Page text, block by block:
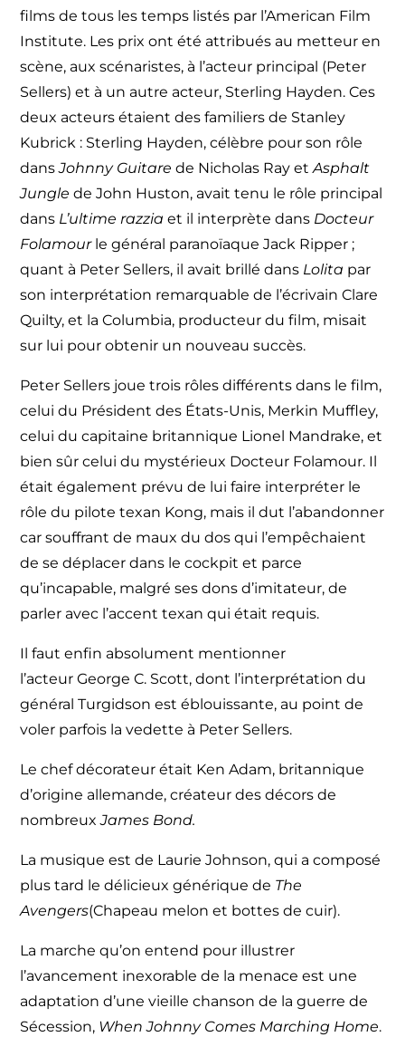
films de tous les temps listés par l’American Film
Institute. Les prix ont été attribués au metteur en
scène, aux scénaristes, à l’acteur principal (Peter
Sellers) et à un autre acteur, Sterling Hayden. Ces
deux acteurs étaient des familiers de Stanley
Kubrick : Sterling Hayden, célèbre pour son rôle
dansJohnny Guitare de Nicholas Ray et Asphalt
Jungle de John Huston, avait tenu le rôle principal
dans L’ultime razzia et il interprète dans Docteur
Folamourle général paranoïaque Jack Ripper ;
quant à Peter Sellers, il avait brillé dans Lolita par
son interprétation remarquable de l’écrivain Clare
Quilty, et la Columbia, producteur du film, misait
sur lui pour obtenir un nouveau succès.
Peter Sellers joue trois rôles différents dans le film,
celui du Président des États-Unis, Merkin Muffley,
celui du capitaine britannique Lionel Mandrake, et
bien sûr celui du mystérieux Docteur Folamour. Il
était également prévu de lui faire interpréter le
rôle du pilote texan Kong, mais il dut l’abandonner
car souffrant de maux du dos qui l’empêchaient
de se déplacer dans le cockpit et parce
qu’incapable, malgré ses dons d’imitateur, de
parler avec l’accent texan qui était requis.
Il faut enfin absolument mentionner
l’acteur George C. Scott, dont l’interprétation du
général Turgidson est éblouissante, au point de
voler parfois la vedette à Peter Sellers.
Le chef décorateur était Ken Adam, britannique
d’origine allemande, créateur des décors de
nombreuxJames Bond.
La musique est de Laurie Johnson, qui a composé
plus tard le délicieux générique de The
Avengers(Chapeau melon et bottes de cuir).
La marche qu’on entend pour illustrer
l’avancement inexorable de la menace est une
adaptation d’une vieille chanson de la guerre de
Sécession, When Johnny Comes Marching Home.